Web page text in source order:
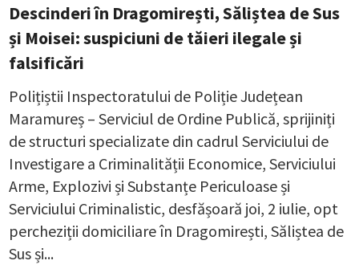
Descinderi în Dragomirești, Săliștea de Sus
și Moisei: suspiciuni de tăieri ilegale și
falsificări
Polițiștii Inspectoratului de Poliție Județean
Maramureș – Serviciul de Ordine Publică, sprijiniți
de structuri specializate din cadrul Serviciului de
Investigare a Criminalității Economice, Serviciului
Arme, Explozivi și Substanțe Periculoase și
Serviciului Criminalistic, desfășoară joi, 2 iulie, opt
percheziții domiciliare în Dragomirești, Săliștea de
Sus și